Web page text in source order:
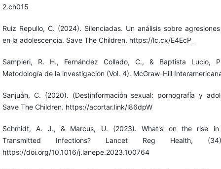
2.ch015
Ruiz Repullo, C. (2024). Silenciadas. Un análisis sobre
en la adolescencia. Save The Children. https://lc.cx/E4EcP_
Sampieri, R. H., Fernández Collado, C., & Baptista Lucio,
Metodología de la investigación (Vol. 4). McGraw-Hill
Sanjuán, C. (2020). (Des)información sexual: pornografía y
Save The Children. https://acortar.link/l86dpW
Schmidt, A. J., & Marcus, U. (2023). What's on the rise in
Transmitted Infections? Lancet Reg Health,
https://doi.org/10.1016/j.lanepe.2023.100764